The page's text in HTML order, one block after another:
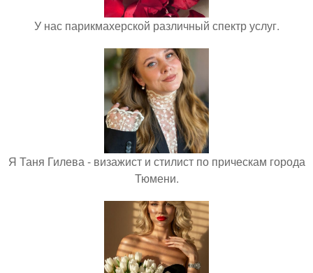
У нас парикмахерской различный спектр услуг.
Я Таня Гилева - визажист и стилист по прическам города
Тюмени.